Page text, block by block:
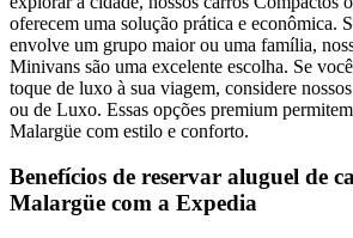
oferecem uma solução prática e econômica.
envolve um grupo maior ou uma família,
Minivans são uma excelente escolha. Se
toque de luxo à sua viagem, considere
ou de Luxo. Essas opções premium
Malargüe com estilo e conforto.
Benefícios de reservar aluguel de
Malargüe com a Expedia